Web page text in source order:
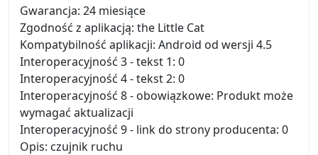
Gwarancja: 24 miesiące
Zgodność z aplikacją: the Little Cat
Kompatybilność aplikacji: Android od wersji 4.5
Interoperacyjność 3 - tekst 1: 0
Interoperacyjność 4 - tekst 2: 0
Interoperacyjność 8 - obowiązkowe: Produkt może
wymagać aktualizacji
Interoperacyjność 9 - link do strony producenta: 0
Opis: czujnik ruchu